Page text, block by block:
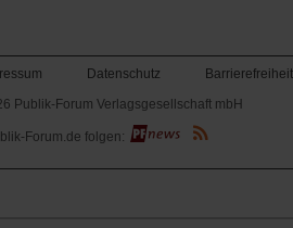
Datenschutz
Barrierefreiheit
Publik-Forum Verlagsgesellschaft mbH
(Öffnet
in
neuen
Forum.de folgen: